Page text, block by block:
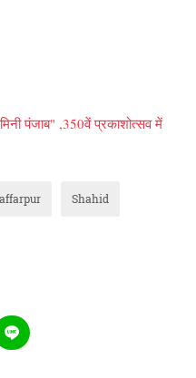
पंजाब" ,350वें प्रकाशोत्सव में
Shahid